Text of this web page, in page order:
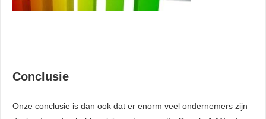
Conclusie
Onze conclusie is dan ook dat er enorm veel ondernemers zijn